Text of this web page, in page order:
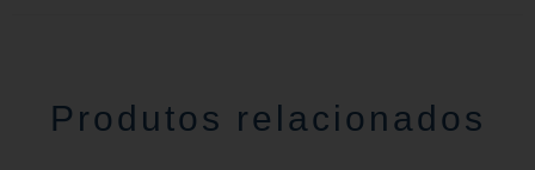
Produtos relacionados